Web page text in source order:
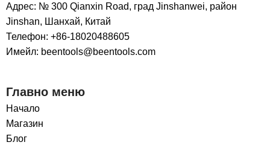
Адрес: № 300 Qianxin Road, град Jinshanwei, район
Jinshan, Шанхай, Китай
Телефон: +86-18020488605
Имейл: beentools@beentools.com
Главно меню
Начало
Магазин
Блог